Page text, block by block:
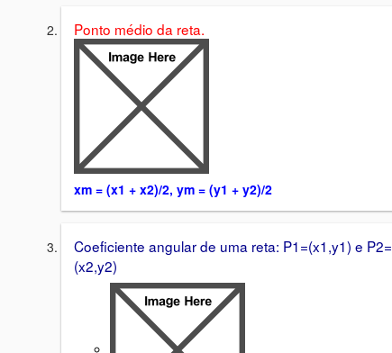
Ponto médio da reta.
xm = (x1 + x2)/2, ym = (y1 + y2)/2
Coeficiente angular de uma reta: P1=(x1,y1) e P2=
(x2,y2)